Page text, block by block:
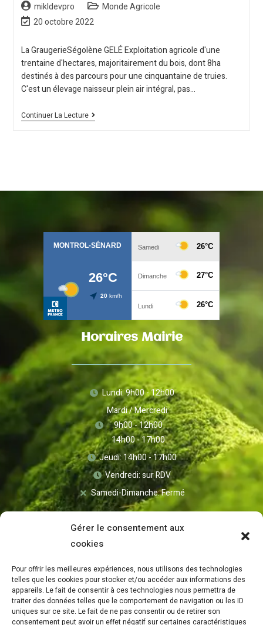
Gérer le consentement aux
cookies
Pour offrir les meilleures expériences, nous utilisons des technologies
telles que les cookies pour stocker et/ou accéder aux informations des
appareils. Le fait de consentir à ces technologies nous permettra de
traiter des données telles que le comportement de navigation ou les ID
uniques sur ce site. Le fait de ne pas consentir ou de retirer son
consentement peut avoir un effet négatif sur certaines caractéristiques
mikldevpro
Monde Agricole
20 octobre 2022
La GraugerieSégolène GELÉ Exploitation agricole d'une
trentaine d'hectares, majoritairement du bois, dont 8ha
destinés à des parcours pour une cinquantaine de truies.
C'est un élevage naisseur plein air intégral, pas…
Continuer La Lecture
Horaires Mairie
Lundi: 9h00 - 12h00
Mardi / Mercredi:
9h00 - 12h00
14h00 - 17h00
Jeudi: 14h00 - 17h00
Vendredi: sur RDV
Samedi-Dimanche: Fermé